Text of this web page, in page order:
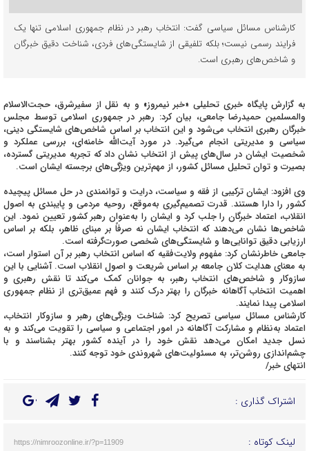
کارشناس مسائل سیاسی گفت: انتخاب رهبر در نظام جمهوری اسلامی تنها یک
فرایند رسمی نیست؛ بلکه تلفیقی از شایستگی‌های فردی، شناخت دقیق خبرگان
و شاخص‌های رهبری است.
به گزارش پایگاه خبری تحلیلی «خبر نیمروز» و به نقل از سفیرشرق، حجت‌الاسلام
والمسلمین حمیدرضا جامعی، بیان کرد: رهبر در جمهوری اسلامی توسط مجلس
خبرگان رهبری انتخاب می‌شود و این انتخاب بر اساس شاخص‌های شایستگی دینی،
سیاسی و مدیریتی انجام می‌گیرد. در مورد آیت‌الله خامنه‌ای، بررسی عملکرد و
شخصیت ایشان در سال‌های پیش از انتخاب نشان داد که تجربه مدیریتی گسترده،
بصیرت و توان تحلیل مسائل کشور، از مهم‌ترین ویژگی‌های برجسته ایشان است.
وی افزود: ایشان ترکیبی از فقه و سیاست، درایت و توانمندی در حل مسائل پیچیده
کشور را دارا هستند. قدرت تصمیم‌گیری به‌موقع، روحیه مردمی و پایبندی به اصول
انقلاب، اعتماد خبرگان را جلب کرد و ایشان را به‌عنوان رهبر کشور تعیین نمود. این
شاخص‌ها نشان می‌دهند که انتخاب ایشان نه صرفاً بر مبنای ظاهر، بلکه بر اساس
ارزیابی دقیق توانایی‌ها و شایستگی‌های شخصی صورت‌گرفته است.
جامعی خاطرنشان کرد: مفهوم ولایت‌فقیه که اساس انتخاب رهبر بر آن استوار است،
به معنای هدایت کلان جامعه بر اساس شریعت و اصول انقلاب است. آشنایی با این
سازوکار و شاخص‌های انتخاب رهبر، به جوانان کمک می‌کند تا نقش رهبری و
اهمیت انتخاب آگاهانه خبرگان را بهتر درک کنند و فهم عمیق‌تری از نظام جمهوری
اسلامی پیدا نمایند.
کارشناس مسائل سیاسی تصریح کرد: شناخت ویژگی‌های رهبر و سازوکار انتخاب،
اعتماد به‌نظام و مشارکت آگاهانه در امور اجتماعی و سیاسی را تقویت می‌کند و به
نسل جدید امکان می‌دهد نقش خود را در آینده کشور بهتر بشناسند و با
چشم‌اندازی روشن‌تر، به مسئولیت‌های شهروندی خود توجه کنند.
انتهای خبر/
اشتراک گذاری :
لینک کوتاه : https://nimroozonline.ir/?p=11909